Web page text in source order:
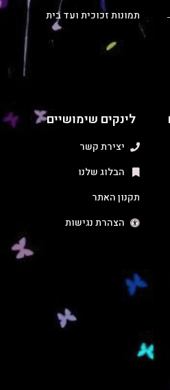
תמונות זכוכית ועד בית
לינקים שימושיים
יצירת קשר
הבלוג שלנו
תקנון האתר
הצהרת נגישות